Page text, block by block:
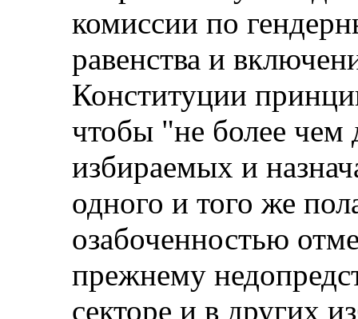
комиссии по
равенства и
Конституции
чтобы "не более чем
избираемых и
одного и того же
озабоченностью
прежнему
секторе и в других